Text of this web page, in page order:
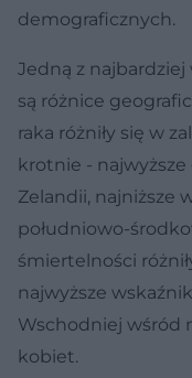
demograficznych.
Jedną z
są różnice
raka różniły się w
krotnie -
Zelandii, najniższe
południowo-
śmiertelności
najwyższe
Wschodniej wśród
kobiet.